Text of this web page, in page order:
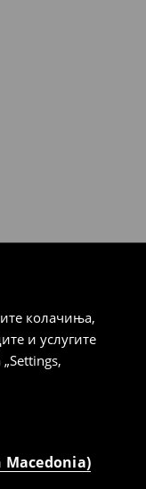
колачиња,
и услугите